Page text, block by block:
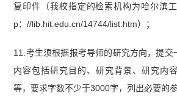
复印件（我校指定的检索机构为哈尔滨
p：//lib.hit.edu.cn/14744/list.htm）；
11.考生须根据报考导师的研究方向，提交
内容包括研究目的、研究背景、研究内
等，要求字数不少于3000字，列出必要的参